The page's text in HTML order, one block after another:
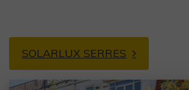
SOLARLUX SERRES